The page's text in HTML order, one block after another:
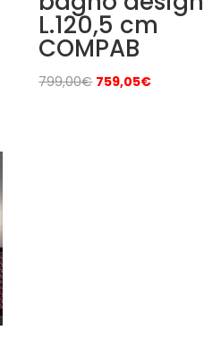
L.120,5 cm
COMPAB
799,00€ Il
759,05€Il